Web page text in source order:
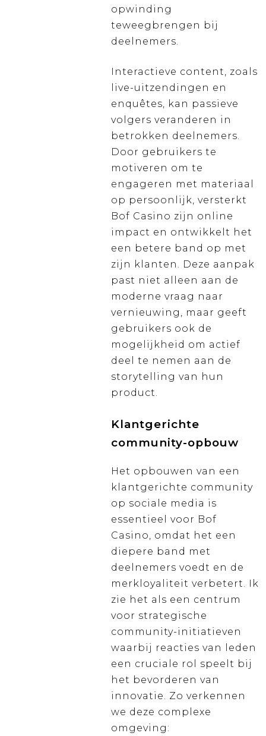
opwinding
teweegbrengen bij
deelnemers.
Interactieve content, zoals
live-uitzendingen en
enquêtes, kan passieve
volgers veranderen in
betrokken deelnemers.
Door gebruikers te
motiveren om te
engageren met materiaal
op persoonlijk, versterkt
Bof Casino zijn online
impact en ontwikkelt het
een betere band op met
zijn klanten. Deze aanpak
past niet alleen aan de
moderne vraag naar
vernieuwing, maar geeft
gebruikers ook de
mogelijkheid om actief
deel te nemen aan de
storytelling van hun
product.
Klantgerichte
community-opbouw
Het opbouwen van een
klantgerichte community
op sociale media is
essentieel voor Bof
Casino, omdat het een
diepere band met
deelnemers voedt en de
merkloyaliteit verbetert. Ik
zie het als een centrum
voor strategische
community-initiatieven
waarbij reacties van leden
een cruciale rol speelt bij
het bevorderen van
innovatie. Zo verkennen
we deze complexe
omgeving: